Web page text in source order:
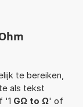
te bereiken,
als tekst
'1 GΩ to Ω' of